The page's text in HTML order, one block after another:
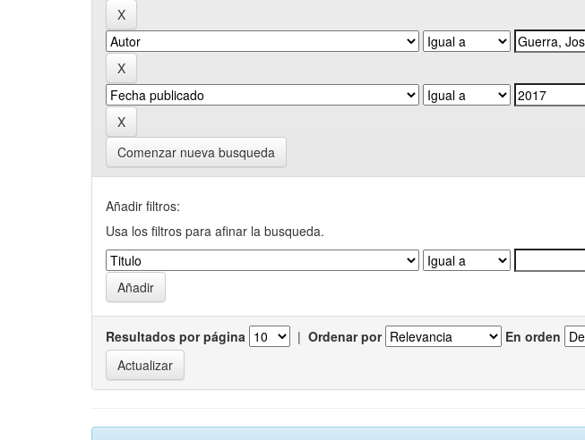
Comenzar nueva busqueda
Añadir filtros:
Usa los filtros para afinar la busqueda.
Resultados por página | Ordenar por En orden